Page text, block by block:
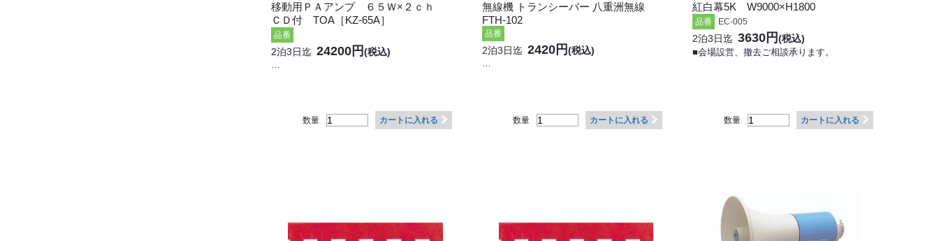
移動用ＰＡアンプ ６５Ｗ×２ｃｈ
ＣＤ付 TOA［KZ-65A］
品番
2泊3日迄 24200円(税込)
…
数量 カートに入れる
無線機 トランシーバー 八重洲無線
FTH-102
品番
2泊3日迄 2420円(税込)
…
数量 カートに入れる
紅白幕5K W9000×H1800
品番 EC-005
2泊3日迄 3630円(税込)
■会場設営、撤去ご相談承ります。
数量 カートに入れる